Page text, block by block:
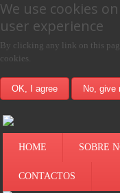
We use cookies
user experience
By clicking any link on this
cookies.
OK, I agree No, give
HOME SOBRE
CONTACTOS